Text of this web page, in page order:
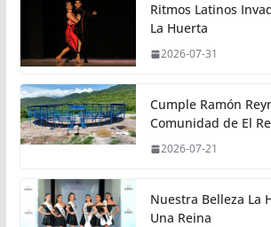
Ritmos Latinos
La Huerta
2026-07-31
Cumple Ramón
Comunidad de El
2026-07-21
Nuestra Belleza La
Una Reina